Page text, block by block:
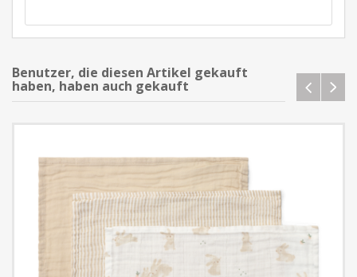
Benutzer, die diesen Artikel gekauft
haben, haben auch gekauft